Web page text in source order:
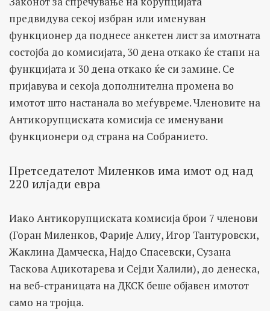
предвидува секој избран или именуван
функционер да поднесе анкетен лист за имотната
состојба до комисијата, 30 дена откако ќе стапи на
функцијата и 30 дена откако ќе си замине. Се
пријавува и секоја дополнителна промена во
имотот што настанала во меѓувреме. Членовите на
Антикорупциската комисија се именувани
функционери од страна на Собранието.
Претседателот Миленков има имот од над
220 илјади евра
Иако Антикорупциската комисија брои 7 членови
(Горан Миленков, Фарије Алиу, Игор Тантуровски,
Жаклина Дамческа, Најдо Спасевски, Сузана
Таскова Аџикотарева и Сејди Халили), до денеска,
на веб-страницата на ДКСК беше објавен имотот
само на тројца.